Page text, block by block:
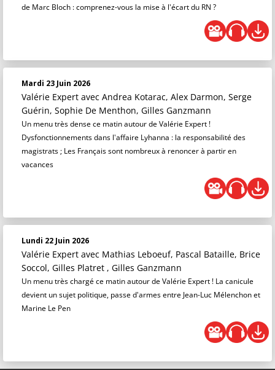
de Marc Bloch : comprenez-vous la mise à l'écart du RN ?
Mardi 23 Juin 2026
Valérie Expert avec Andrea Kotarac, Alex Darmon, Serge
Guérin, Sophie De Menthon, Gilles Ganzmann
Un menu très dense ce matin autour de Valérie Expert !
Dysfonctionnements dans l'affaire Lyhanna : la responsabilité des
magistrats ; Les Français sont nombreux à renoncer à partir en
vacances
Lundi 22 Juin 2026
Valérie Expert avec Mathias Leboeuf, Pascal Bataille, Brice
Soccol, Gilles Platret , Gilles Ganzmann
Un menu très chargé ce matin autour de Valérie Expert ! La canicule
devient un sujet politique, passe d'armes entre Jean-Luc Mélenchon et
Marine Le Pen